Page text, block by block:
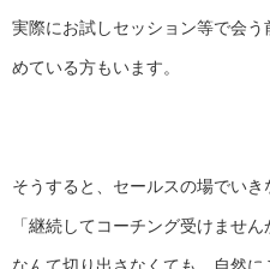
実際にお試しセッション等で会う
めている方もいます。
そうすると、セールスの場でいき
「継続してコーチング受けません
なんて切り出さなくても、 自然に